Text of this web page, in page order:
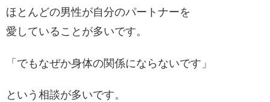
ほとんどの男性が自分のパートナーを
愛していることが多いです。
「でもなぜか身体の関係にならないです」
という相談が多いです。